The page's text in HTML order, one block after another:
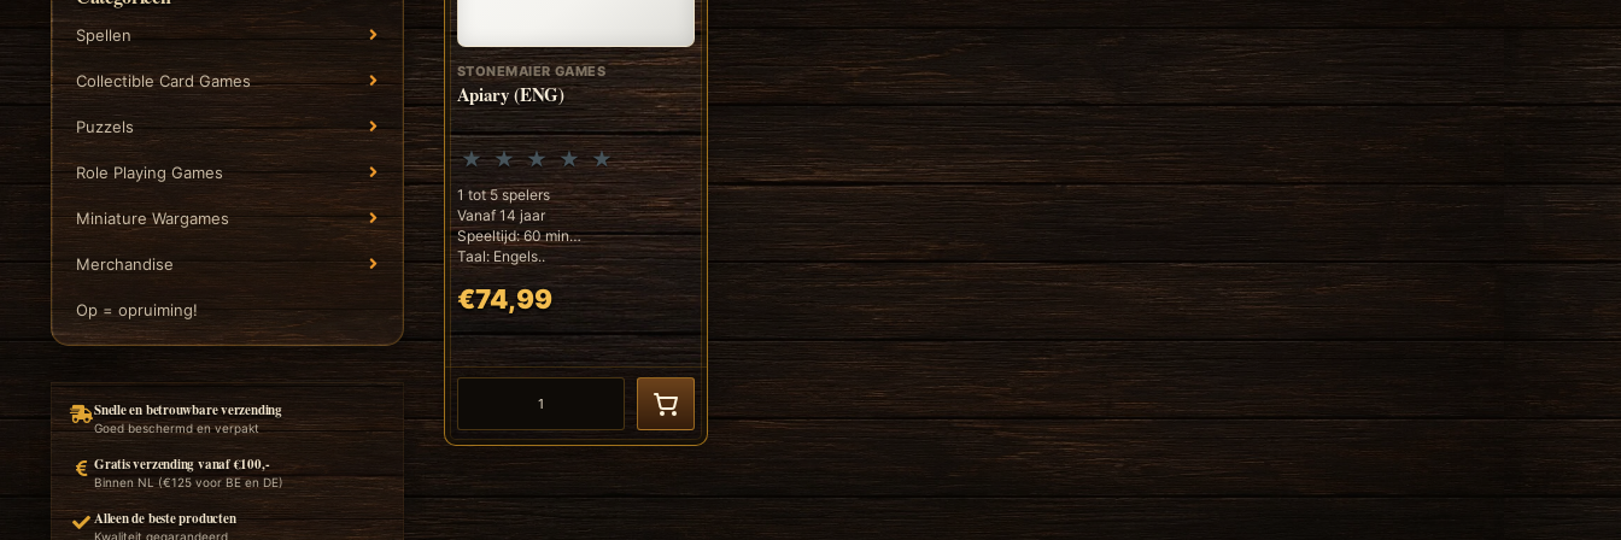
Spellen
Collectible Card Games
Puzzels
Role Playing Games
Miniature Wargames
Merchandise
Op = opruiming!
Snelle en betrouwbare verzending
Goed beschermd en verpakt
Gratis verzending vanaf €100,-
Binnen NL (€125 voor BE en DE)
Alleen de beste producten
Kwaliteit gegarandeerd
STONEMAIER GAMES
Apiary (ENG)
1 tot 5 spelers
Vanaf 14 jaar
Speeltijd: 60 min
Taal: Engels..
€74,99